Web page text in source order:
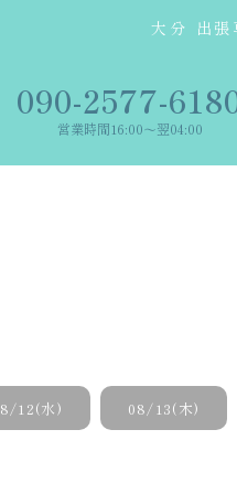
大分 出
‭090-2577-
営業時間16:00〜翌04:00
12(水) 08/13(木)